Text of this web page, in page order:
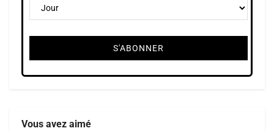
Vous avez aimé